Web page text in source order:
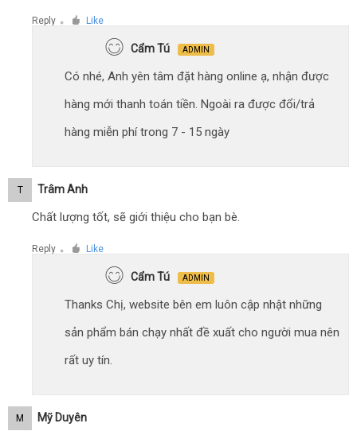
Reply ● Like
Cẩm Tú ADMIN
Có nhé, Anh yên tâm đặt hàng online ạ, nhận được
hàng mới thanh toán tiền. Ngoài ra được đổi/trả
hàng miễn phí trong 7 - 15 ngày
T Trâm Anh
Chất lượng tốt, sẽ giới thiệu cho bạn bè.
Reply ● Like
Cẩm Tú ADMIN
Thanks Chị, website bên em luôn cập nhật những
sản phẩm bán chạy nhất đề xuất cho người mua nên
rất uy tín.
M Mỹ Duyên